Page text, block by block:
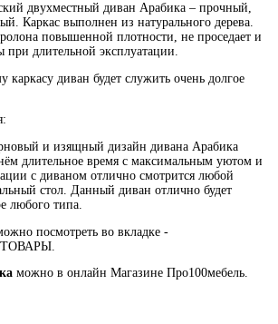
двухместный диван Арабика – прочный,
Каркас выполнен из натурального дерева.
повышенной плотности, не проседает и
при длительной эксплуатации.
каркасу диван будет служить очень долгое
и изящный дизайн дивана Арабика
длительное время с максимальным уютом и
с диваном отлично смотрится любой
стол. Данный диван отлично будет
любого типа.
посмотреть во вкладке -
можно в онлайн Магазине Про100мебель.